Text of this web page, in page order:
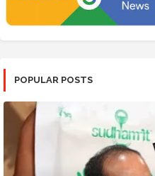
POPULAR POSTS